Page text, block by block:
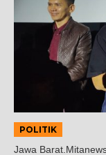
POLITIK
Jawa